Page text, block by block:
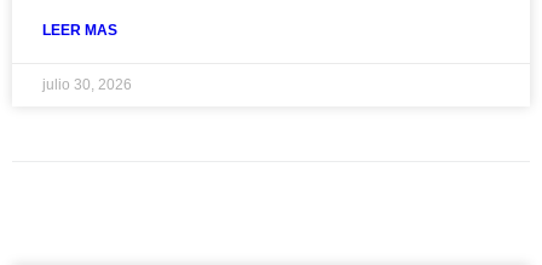
LEER MAS
julio 30, 2026